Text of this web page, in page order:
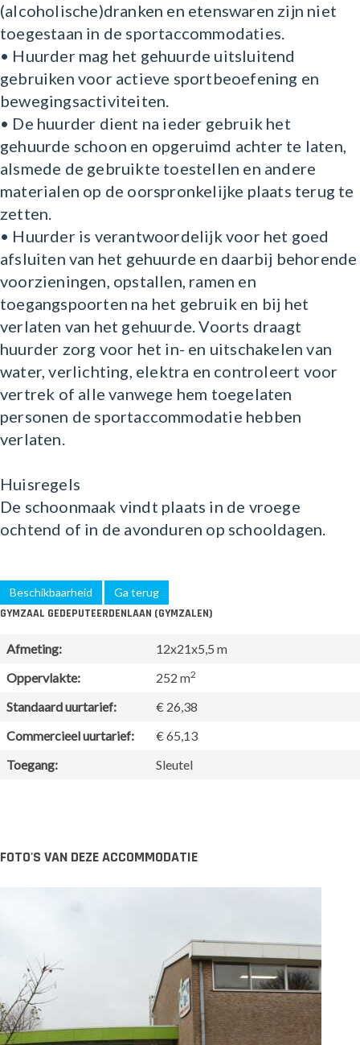
(alcoholische)dranken en etenswaren zijn niet
toegestaan in de sportaccommodaties.
• Huurder mag het gehuurde uitsluitend
gebruiken voor actieve sportbeoefening en
bewegingsactiviteiten.
• De huurder dient na ieder gebruik het
gehuurde schoon en opgeruimd achter te laten,
alsmede de gebruikte toestellen en andere
materialen op de oorspronkelijke plaats terug te
zetten.
• Huurder is verantwoordelijk voor het goed
afsluiten van het gehuurde en daarbij behorende
voorzieningen, opstallen, ramen en
toegangspoorten na het gebruik en bij het
verlaten van het gehuurde. Voorts draagt
huurder zorg voor het in- en uitschakelen van
water, verlichting, elektra en controleert voor
vertrek of alle vanwege hem toegelaten
personen de sportaccommodatie hebben
verlaten.
Huisregels
De schoonmaak vindt plaats in de vroege
ochtend of in de avonduren op schooldagen.
Beschikbaarheid Ga terug
GYMZAAL GEDEPUTEERDENLAAN (GYMZALEN)
Afmeting:
12x21x5,5 m
Oppervlakte:
252 m2
Standaard uurtarief:
€ 26,38
Commercieel uurtarief:
€ 65,13
Toegang:
Sleutel
FOTO'S VAN DEZE ACCOMMODATIE